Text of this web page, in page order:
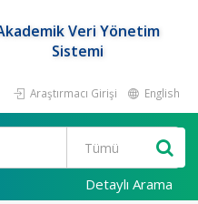
Veri Yönetim
Sistemi
Araştırmacı Girişi English
Detaylı Arama